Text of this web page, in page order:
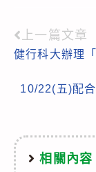
Read
more
articles
上一篇文章
健行科大辦理
10/22(五)配
相關內容